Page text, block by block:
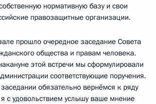
нормативную базу и свои
правозащитные организации.
прошло очередное заседание Совета
общества и правам человека.
этой встречи мы сформулировали
соответствующие поручения.
обязательно вернёмся к ряду
с удовольствием услышу ваше мнение